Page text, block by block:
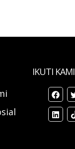
IKUTI KAMI